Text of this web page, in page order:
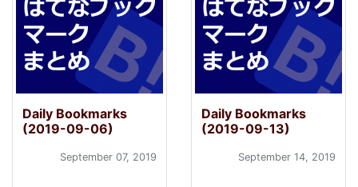
Daily Bookmarks
(2019-09-06)
September 07, 2019
Daily Bookmarks
(2019-09-13)
September 14, 2019